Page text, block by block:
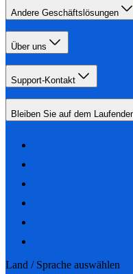
Andere Geschäftslösungen
Über uns
Support-Kontakt
Bleiben Sie auf dem
Land / Sprache auswählen